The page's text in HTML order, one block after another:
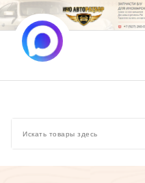
Перейти
к
содержимому